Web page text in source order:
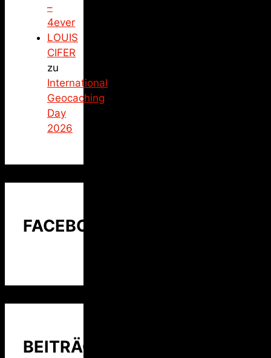
–
4ever
LOUIS
CIFER
zu
International
Geocaching
Day
2026
FACEBOOK
BEITRÄGE